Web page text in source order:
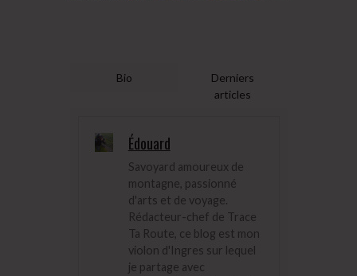
Bio
Derniers
articles
Édouard
Savoyard amoureux de
montagne, passionné
d'arts et de voyage.
Rédacteur-chef de Trace
Ta Route, ce blog est mon
violon d'Ingres sur lequel
je partage avec